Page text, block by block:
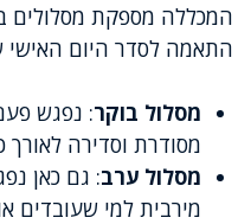
המכללה מספקת מסלולים
התאמה לסדר היום האישי
מסלול בוקר: נפגש
מסודרת וסדירה לאורך
מסלול ערב: גם כאן
מירבית למי שעובדים